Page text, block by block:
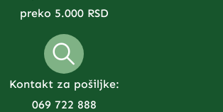
preko 5.000 RSD
Kontakt za pošiljke:
069 722 888